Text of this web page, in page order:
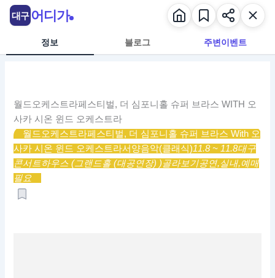
정보 블로그 주변이벤트
월드오케스트라페스티벌, 더 심포니홀 슈퍼 브라스 WITH 오
사카 시온 윈드 오케스트라
월드오케스트라페스티벌, 더 심포니홀 슈퍼 브라스 With 오
사카 시온 윈드 오케스트라서양음악(클래식)11.8 ~ 11.8대구
콘서트하우스 (그랜드홀 (대공연장) )골라보기공연,실내,예매
필요
대구 어디가